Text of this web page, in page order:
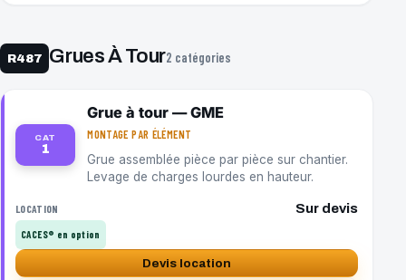
R487 Grues À Tour2 catégories
CAT
1
Grue à tour — GME
MONTAGE PAR ÉLÉMENT
Grue assemblée pièce par pièce sur chantier.
Levage de charges lourdes en hauteur.
LOCATION Sur devis
CACES® en option
Devis location